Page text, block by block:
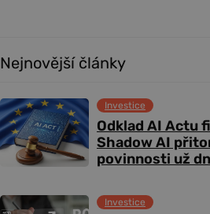
Nejnovější články
Odklad AI Actu
Shadow AI
povinnosti už
Investice
Investice